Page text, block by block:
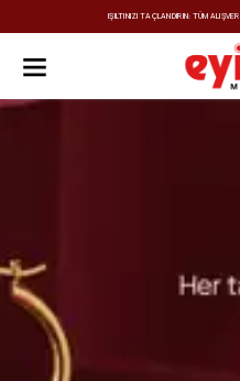
IŞILTINIZI TAÇLANDIRIN: TÜM